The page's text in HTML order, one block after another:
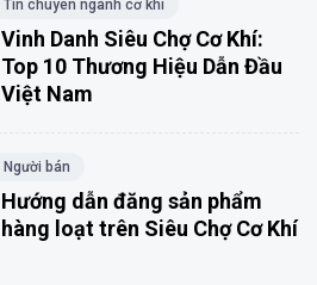
Tin chuyên ngành cơ khí
Vinh Danh Siêu Chợ Cơ Khí:
Top 10 Thương Hiệu Dẫn Đầu
Việt Nam
Người bán
Hướng dẫn đăng sản phẩm
hàng loạt trên Siêu Chợ Cơ Khí